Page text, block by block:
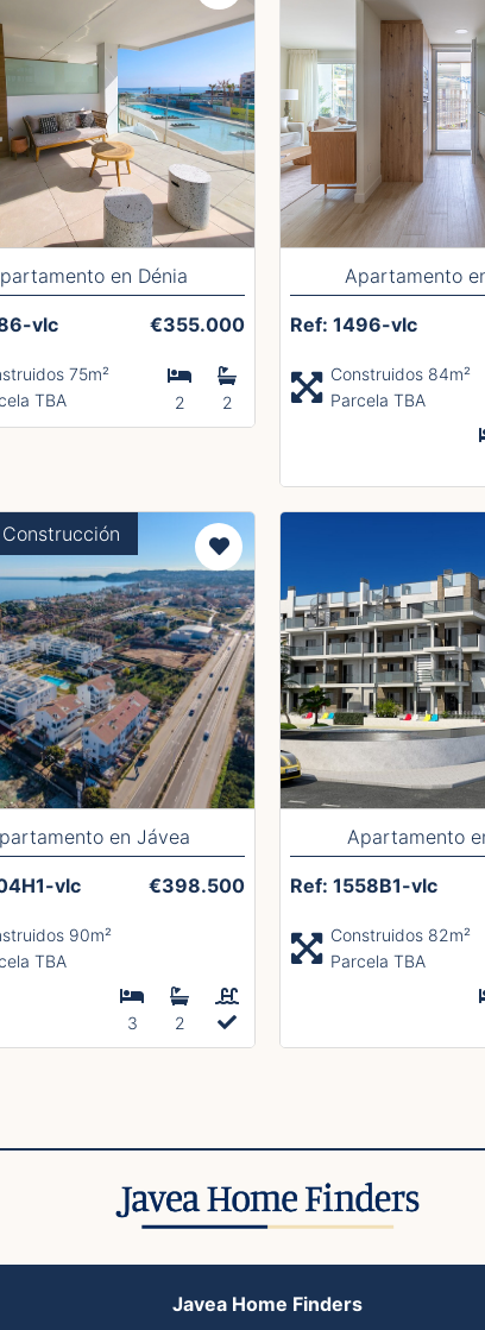
en Dénia
vlc €355.000
75m²
TBA
2 2
Apartamento
Ref: 1496-vlc
Construidos 84m²
Parcela TBA
en Jávea
vlc €398.500
90m²
TBA
3 2
Apartamento
Ref: 1558B1-vlc
Construidos 82m²
Parcela TBA
Javea Home Finders